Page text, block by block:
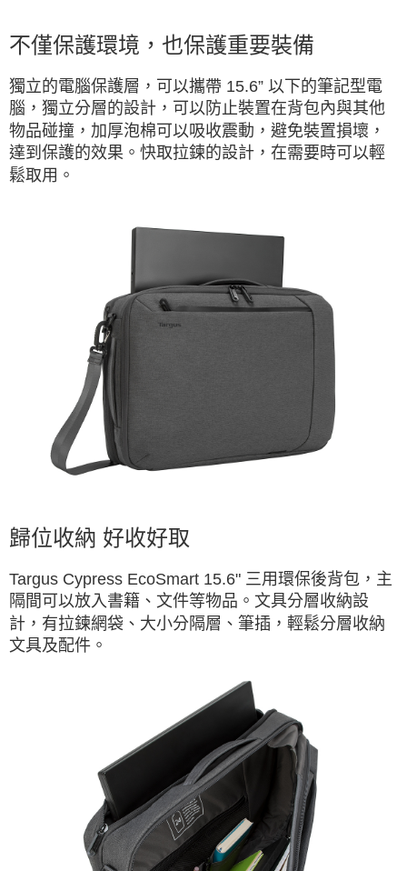
不僅保護環境，也保護重要裝備
獨立的電腦保護層，可以攜帶 15.6” 以下的筆記型電
腦，獨立分層的設計，可以防止裝置在背包內與其他
物品碰撞，加厚泡棉可以吸收震動，避免裝置損壞，
達到保護的效果。快取拉鍊的設計，在需要時可以輕
鬆取用。
歸位收納 好收好取
Targus Cypress EcoSmart 15.6" 三用環保後背包，主
隔間可以放入書籍、文件等物品。文具分層收納設
計，有拉鍊網袋、大小分隔層、筆插，輕鬆分層收納
文具及配件。